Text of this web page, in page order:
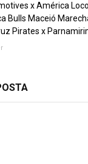
x América
Bulls Maceió
Pirates x